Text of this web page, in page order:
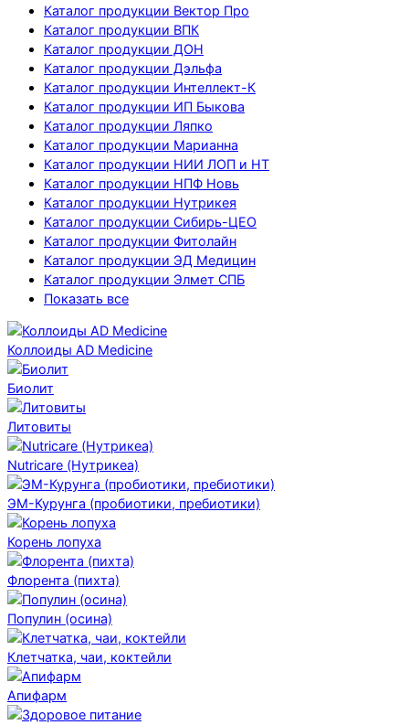
Каталог продукции Вектор Про
Каталог продукции ВПК
Каталог продукции ДОН
Каталог продукции Дэльфа
Каталог продукции Интеллект-К
Каталог продукции ИП Быкова
Каталог продукции Ляпко
Каталог продукции Марианна
Каталог продукции НИИ ЛОП и НТ
Каталог продукции НПФ Новь
Каталог продукции Нутрикея
Каталог продукции Сибирь-ЦЕО
Каталог продукции Фитолайн
Каталог продукции ЭД Медицин
Каталог продукции Элмет СПБ
Показать все
Коллоиды AD Medicine
Биолит
Литовиты
Nutricare (Нутрикеа)
ЭМ-Курунга (пробиотики, пребиотики)
Корень лопуха
Флорента (пихта)
Популин (осина)
Клетчатка, чаи, коктейли
Апифарм